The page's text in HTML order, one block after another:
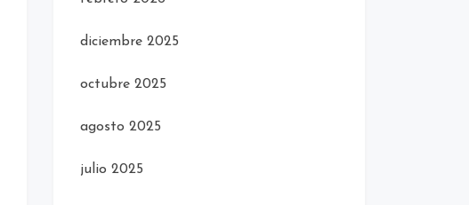
diciembre 2025
octubre 2025
agosto 2025
julio 2025